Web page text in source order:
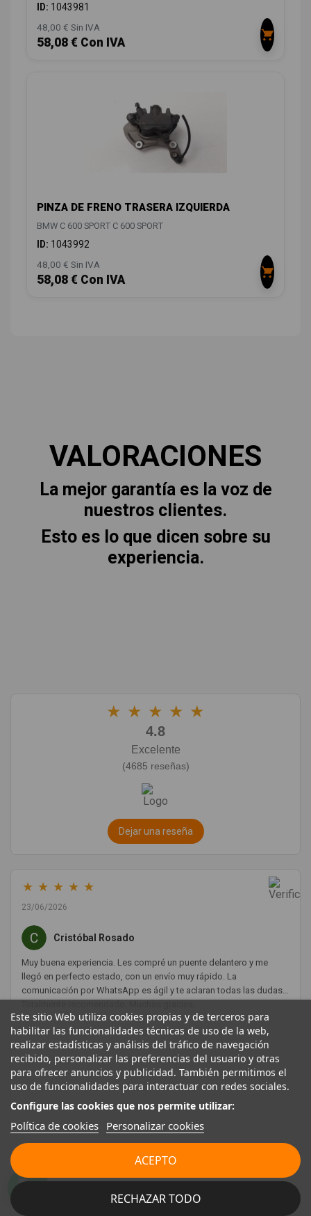
ID: 1043981
48,00 € Sin IVA
58,08 € Con IVA
PINZA DE FRENO TRASERA IZQUIERDA
BMW C 600 SPORT C 600 SPORT
ID: 1043992
48,00 € Sin IVA
58,08 € Con IVA
VALORACIONES
La mejor garantía es la voz de
nuestros clientes.
Esto es lo que dicen sobre su
experiencia.
★ ★ ★ ★ ★
4.8
Excelente
(4685 reseñas)
Dejar una reseña
★ ★ ★ ★ ★
23/06/2026
Cristóbal Rosado
Muy buena experiencia. Les compré un puente delantero y me
llegó en perfecto estado, con un envío muy rápido. La
comunicación por WhatsApp es ágil y te aclaran todas las dudas.
Este sitio Web utiliza cookies propias y de terceros para
habilitar las funcionalidades técnicas de uso de la web,
realizar estadísticas y análisis del tráfico de navegación
recibido, personalizar las preferencias del usuario y otras
para ofrecer anuncios y publicidad. También permitimos el
uso de funcionalidades para interactuar con redes sociales.
Configure las cookies que nos permite utilizar:
Política de cookies Personalizar cookies
RECHAZAR TODO
ACEPTO